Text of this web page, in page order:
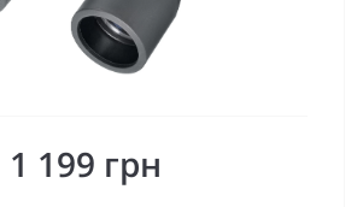
1 199 грн